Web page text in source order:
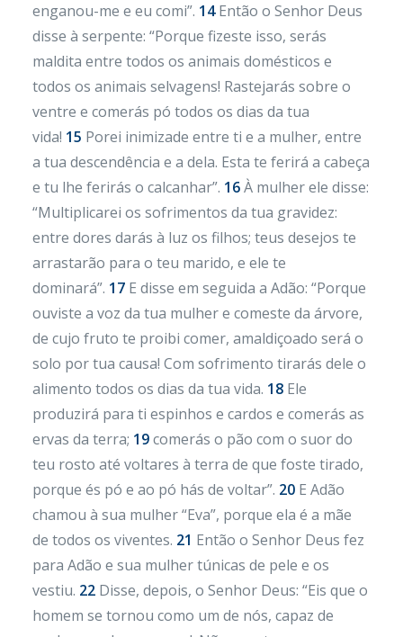
enganou-me e eu comi”. 14Então o Senhor Deus
disse à serpente: “Porque fizeste isso, serás
maldita entre todos os animais domésticos e
todos os animais selvagens! Rastejarás sobre o
ventre e comerás pó todos os dias da tua
vida! 15 Porei inimizade entre ti e a mulher, entre
a tua descendência e a dela. Esta te ferirá a cabeça
e tu lhe ferirás o calcanhar”. 16À mulher ele disse:
“Multiplicarei os sofrimentos da tua gravidez:
entre dores darás à luz os filhos; teus desejos te
arrastarão para o teu marido, e ele te
dominará”. 17 E disse em seguida a Adão: “Porque
ouviste a voz da tua mulher e comeste da árvore,
de cujo fruto te proibi comer, amaldiçoado será o
solo por tua causa! Com sofrimento tirarás dele o
alimento todos os dias da tua vida. 18 Ele
produzirá para ti espinhos e cardos e comerás as
ervas da terra; 19comerás o pão com o suor do
teu rosto até voltares à terra de que foste tirado,
porque és pó e ao pó hás de voltar”. 20 E Adão
chamou à sua mulher “Eva”, porque ela é a mãe
de todos os viventes. 21 Então o Senhor Deus fez
para Adão e sua mulher túnicas de pele e os
vestiu. 22 Disse, depois, o Senhor Deus: “Eis que o
homem se tornou como um de nós, capaz de